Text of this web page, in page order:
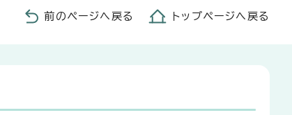
前のページへ戻る トップページへ戻る